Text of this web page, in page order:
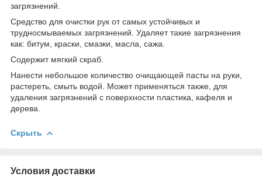
загрязнений.
Средство для очистки рук от самых устойчивых и
трудносмываемых загрязнений. Удаляет такие загрязнения
как: битум, краски, смазки, масла, сажа.
Содержит мягкий скраб.
Нанести небольшое количество очищающей пасты на руки,
растереть, смыть водой. Может применяться также, для
удаления загрязнений с поверхности пластика, кафеля и
дерева.
Скрыть
Условия доставки